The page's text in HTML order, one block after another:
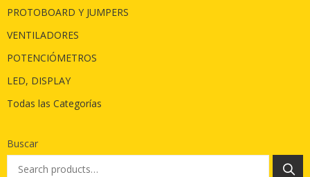
PROTOBOARD Y JUMPERS
VENTILADORES
POTENCIÓMETROS
LED, DISPLAY
Todas las Categorías
Buscar